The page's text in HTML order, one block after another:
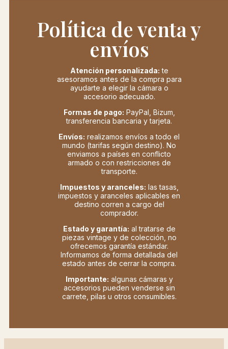
Política de venta y
envíos
Atención personalizada: te
asesoramos antes de la compra para
ayudarte a elegir la cámara o
accesorio adecuado.
Formas de pago: PayPal, Bizum,
transferencia bancaria y tarjeta.
Envíos: realizamos envíos a todo el
mundo (tarifas según destino). No
enviamos a países en conflicto
armado o con restricciones de
transporte.
Impuestos y aranceles: las tasas,
impuestos y aranceles aplicables en
destino corren a cargo del
comprador.
Estado y garantía: al tratarse de
piezas vintage y de colección, no
ofrecemos garantía estándar.
Informamos de forma detallada del
estado antes de cerrar la compra.
Importante: algunas cámaras y
accesorios pueden venderse sin
carrete, pilas u otros consumibles.